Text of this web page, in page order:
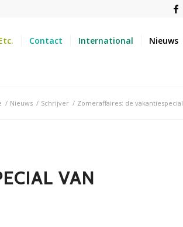
Contact International Nieuws
/ Nieuws / Schrijver / Zomeraffaires: de
VAN